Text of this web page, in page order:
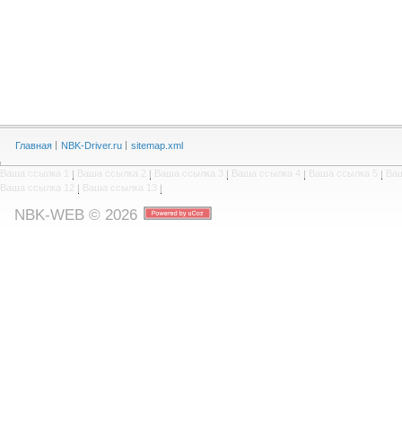
Главная NBK-Driver.ru sitemap.xml
Ваша ссылка 1 | Ваша ссылка 2 | Ваша ссылка 3 | Ваша ссылка 4 | Ваша ссылка 5 |
Ваша ссылка 12 | Ваша ссылка 13 |
NBK-WEB © 2026